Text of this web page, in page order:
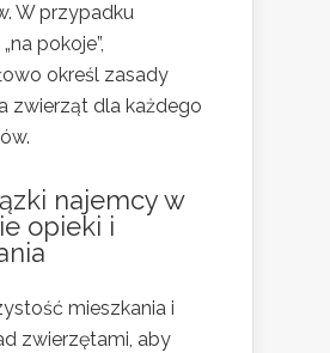
W przypadku
pokoje”,
określ zasady
zwierząt dla każdego
najemcy w
opieki i
mieszkania i
zwierzętami, aby